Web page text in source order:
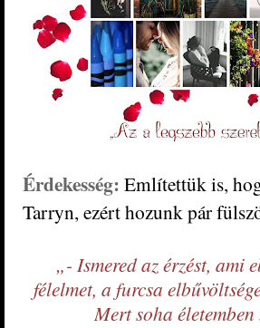
Érdekesség: Említettük is,
Tarryn, ezért hozunk pár
„- Ismered az érzést,
félelmet, a furcsa
Mert soha életemben